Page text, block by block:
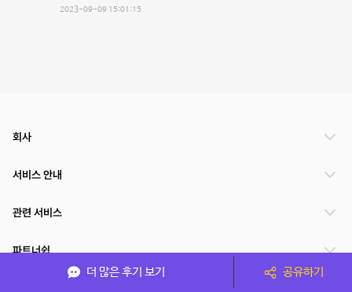
2023-09-09 15:01:15
더 많은 후기 보기 공유하기
회사
서비스 안내
관련 서비스
파트너쉽